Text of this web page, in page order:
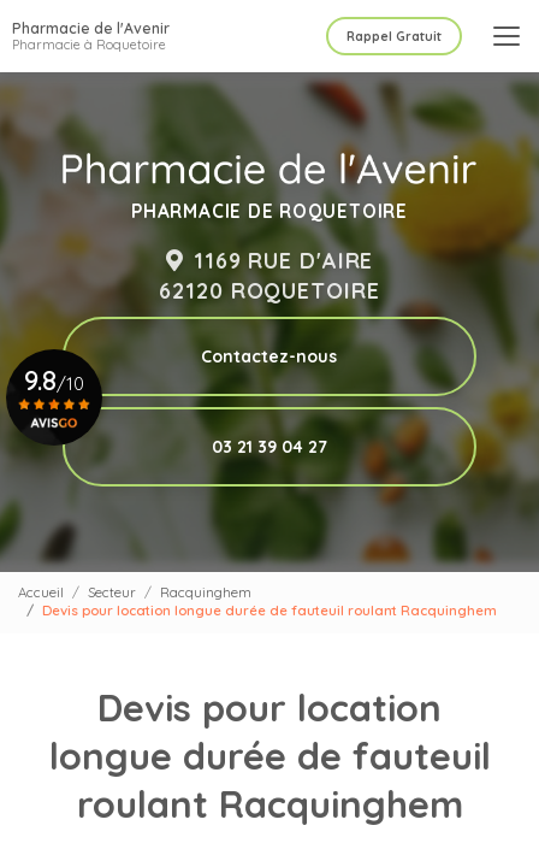
au
contenu
principal
Pharmacie de l'Avenir
Pharmacie à Roquetoire Rappel Gratuit
PHARMACIE DE ROQUETOIRE
1169 RUE D'AIRE
62120 ROQUETOIRE
Contactez-nous
03 21 39 04 27
9.8/10
Voir le certificat
Accueil Secteur
Racquinghem
Devis pour location longue durée de fauteuil roulant Racquinghem
Devis pour location
longue durée de fauteuil
roulant Racquinghem